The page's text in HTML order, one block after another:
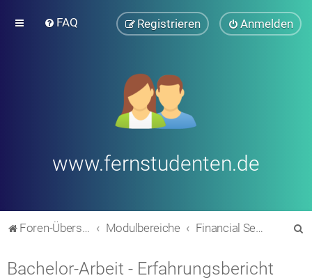
FAQ Anmelden
Registrieren
www.fernstudenten.de
Foren-Übersicht Modulbereiche Financial Services Management
Bachelor-Arbeit - Erfahrungsbericht